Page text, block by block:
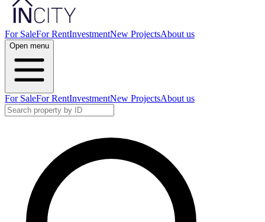
For SaleFor RentInvestmentNew ProjectsAbout us
Open menu
For SaleFor RentInvestmentNew ProjectsAbout us